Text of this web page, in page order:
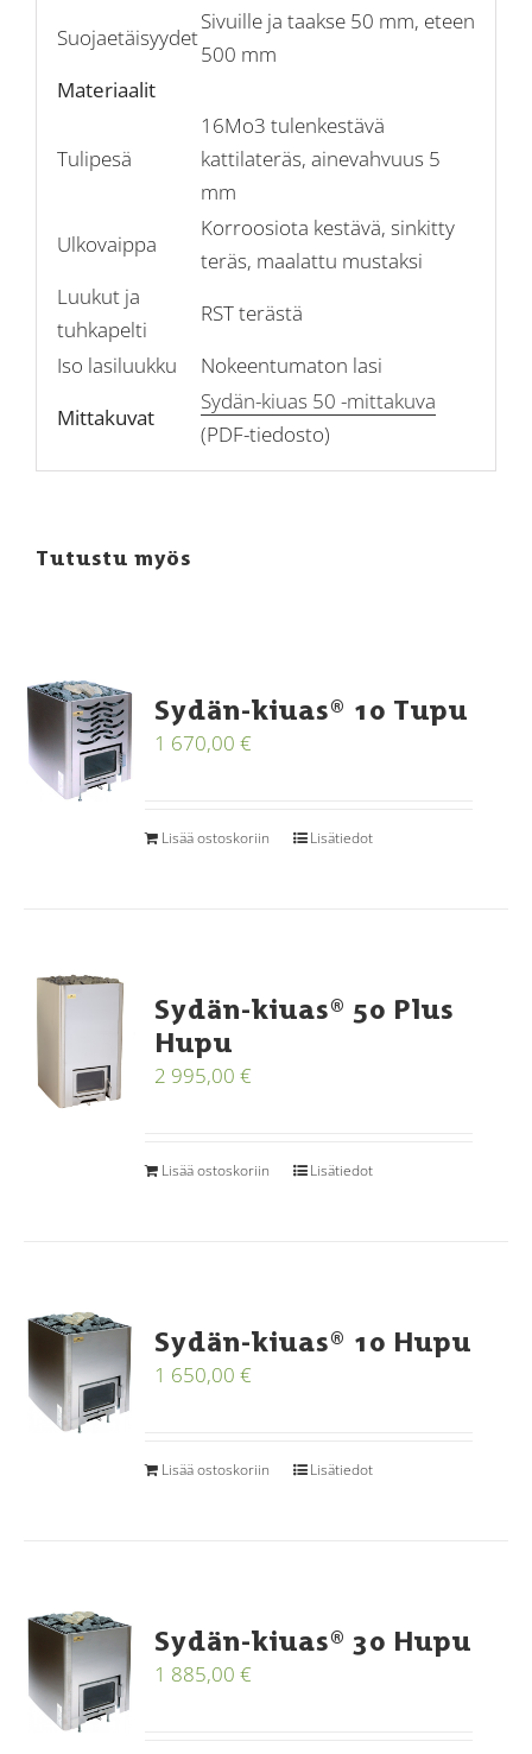
Suojaetäisyydet
Sivuille ja taakse 50 mm, eteen
500 mm
Materiaalit
Tulipesä
16Mo3 tulenkestävä
kattilateräs, ainevahvuus 5
mm
Ulkovaippa
Korroosiota kestävä, sinkitty
teräs, maalattu mustaksi
Luukut ja
tuhkapelti
RST terästä
Iso lasiluukku
Nokeentumaton lasi
Mittakuvat
Sydän-kiuas 50 -mittakuva
(PDF-tiedosto)
Tutustu myös
Sydän-kiuas® 10 Tupu
1 670,00 €
Lisää ostoskoriin Lisätiedot
Sydän-kiuas® 50 Plus
Hupu
2 995,00 €
Lisää ostoskoriin Lisätiedot
Sydän-kiuas® 10 Hupu
1 650,00 €
Lisää ostoskoriin Lisätiedot
Sydän-kiuas® 30 Hupu
1 885,00 €